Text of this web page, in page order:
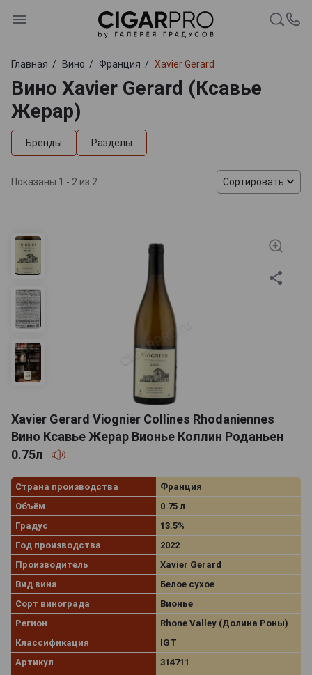
Главная Вино Франция Xavier Gerard
Вино Xavier Gerard (Ксавье
Жерар)
Бренды Разделы
Показаны 1 - 2 из 2 Сортировать
Xavier Gerard Viognier Collines Rhodaniennes
Вино Ксавье Жерар Вионье Коллин Роданьен
0.75л
Страна производства
Франция
Объём
0.75 л
Градус
13.5%
Год производства
2022
Производитель
Xavier Gerard
Вид вина
Белое сухое
Сорт винограда
Вионье
Регион
Rhone Valley (Долина Роны)
Классификация
IGT
Артикул
314711